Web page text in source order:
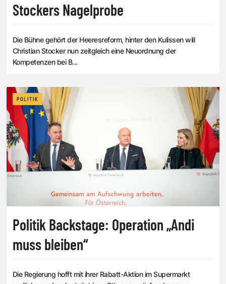
Stockers Nagelprobe
Die Bühne gehört der Heeresreform, hinter den Kulissen will
Christian Stocker nun zeitgleich eine Neuordnung der
Kompetenzen bei B...
POLITIK
Politik Backstage: Operation „Andi
muss bleiben“
Die Regierung hofft mit ihrer Rabatt-Aktion im Supermarkt